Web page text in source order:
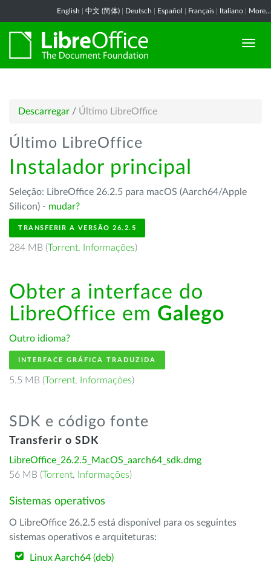
English 中文 (简体) Deutsch Español Français Italiano More...
Descarregar / Último LibreOffice
Último LibreOffice
Instalador principal
Seleção: LibreOffice 26.2.5 para macOS (Aarch64/Apple
Silicon) - mudar?
TRANSFERIR A VERSÃO 26.2.5
284 MB (Torrent, Informações)
Obter a interface do
LibreOffice em Galego
Outro idioma?
INTERFACE GRÁFICA TRADUZIDA
5.5 MB (Torrent, Informações)
SDK e código fonte
Transferir o SDK
LibreOffice_26.2.5_MacOS_aarch64_sdk.dmg
56 MB (Torrent, Informações)
Sistemas operativos
O LibreOffice 26.2.5 está disponível para os seguintes
sistemas operativos e arquiteturas:
Linux Aarch64 (deb)